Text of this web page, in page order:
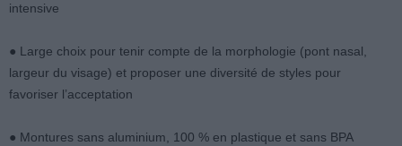
intensive
● Large choix pour tenir compte de la morphologie (pont nasal,
largeur du visage) et proposer une diversité de styles pour
favoriser l’acceptation
● Montures sans aluminium, 100 % en plastique et sans BPA